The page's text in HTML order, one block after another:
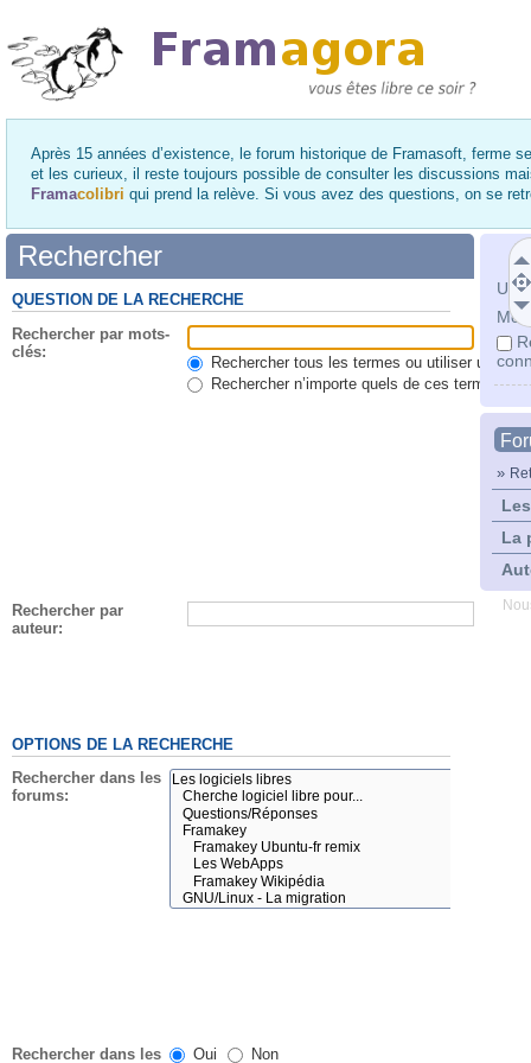
Après 15 années d’existence, le forum historique de Framasoft, ferme
et les curieux, il reste toujours possible de consulter les discussions
Framacolibri qui prend la relève. Si vous avez des questions, on se
Mot
»
La
Rechercher
QUESTION DE LA RECHERCHE
Rechercher par mots-
clés:
Rechercher tous les termes ou utiliser une
Rechercher n’importe quels de ces termes
Rechercher par
auteur:
OPTIONS DE LA RECHERCHE
Rechercher dans les
forums:
Rechercher dans les Oui Non